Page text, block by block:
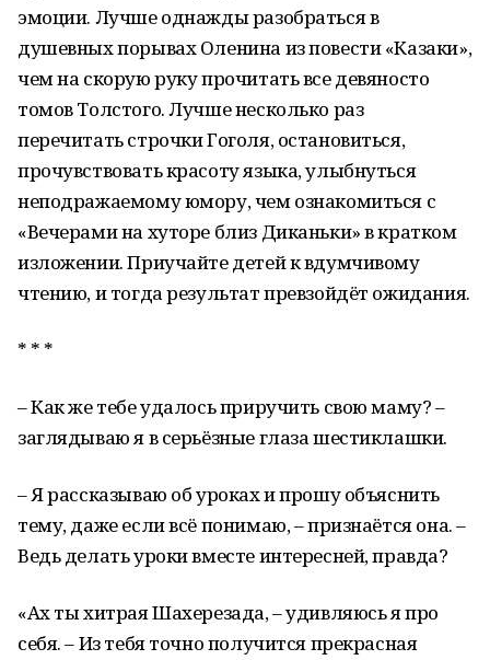
эмоции. Лучше однажды разобраться в
душевных порывах Оленина из повести «Казаки»,
чем на скорую руку прочитать все девяносто
томов Толстого. Лучше несколько раз
перечитать строчки Гоголя, остановиться,
прочувствовать красоту языка, улыбнуться
неподражаемому юмору, чем ознакомиться с
«Вечерами на хуторе близ Диканьки» в кратком
изложении. Приучайте детей к вдумчивому
чтению, и тогда результат превзойдёт ожидания.
* * *
– Как же тебе удалось приручить свою маму? –
заглядываю я в серьёзные глаза шестиклашки.
– Я рассказываю об уроках и прошу объяснить
тему, даже если всё понимаю, – признаётся она. –
Ведь делать уроки вместе интересней, правда?
«Ах ты хитрая Шахерезада, – удивляюсь я про
себя. – Из тебя точно получится прекрасная